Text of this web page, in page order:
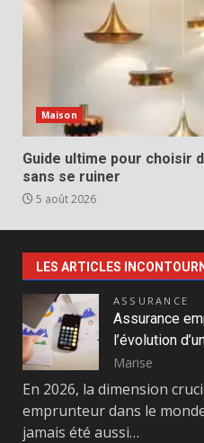
Maison
Guide ultime pour choisir
sans se ruiner
5 août 2026
LES ARTICLES
ASSURANCE
Assurance
l’évolution
Marise
En 2026, la dimension
emprunteur dans le
jamais été aussi…